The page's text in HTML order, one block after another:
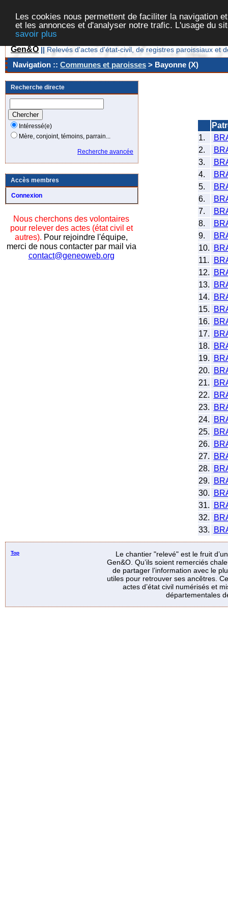
Les cookies nous permettent de faciliter la navigation
et les annonces et d'analyser notre trafic. L'usage du
savoir plus
Gen&O || Relevés d'actes d'état-civil, de registres paroissiaux et
Navigation :: Communes et paroisses > Bayonne (X)
Recherche directe
Intéressé(e)
Mère, conjoint, témoins, parrain...
Recherche avancée
Accès membres
Connexion
Nous cherchons des volontaires
pour relever des actes (état civil et
autres). Pour rejoindre l'équipe,
merci de nous contacter par mail via
contact@geneoweb.org
1.
2.
3.
4.
5.
6.
7.
8.
9.
10.
11.
12.
13.
14.
15.
16.
17.
18.
19.
20.
21.
22.
23.
24.
25.
26.
27.
28.
29.
30.
31.
32.
33.
Top
Le chantier "relevé" est le fruit
Gen&O. Qu’ils soient remerciés
de partager l’information avec le
utiles pour retrouver ses ancêtres.
actes d’état civil numérisés et
départementales